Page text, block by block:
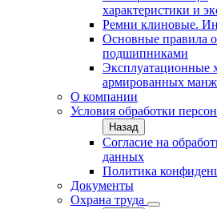
характеристики и
Ремни клиновые.
Основные правила
подшипниками
Эксплуатационные
армированных
О компании
Условия обработки
Назад
Согласие на
данных
Политика
Документы
Охрана труда